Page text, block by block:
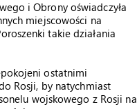
i Obrony oświadczyła
miejscowości na
takie działania
ostatnimi
Rosji, by natychmiast
wojskowego z Rosji na